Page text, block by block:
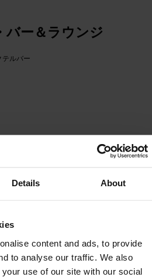
Details About
content and ads, to provide
to analyse our traffic. We also
use of our site with our social
バー＆ラウンジ
テルバー
の一杯